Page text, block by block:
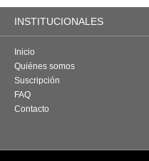
INSTITUCIONALES
Inicio
Quiénes somos
Suscripción
FAQ
Contacto